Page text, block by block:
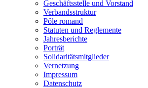
Geschäftsstelle und Vorstand
Verbandsstruktur
Pôle romand
Statuten und Reglemente
Jahresberichte
Porträt
Solidaritätsmitglieder
Vernetzung
Impressum
Datenschutz